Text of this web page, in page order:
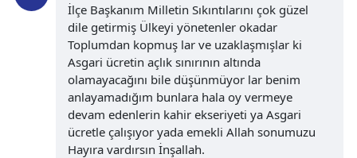
İlçe Başkanım Milletin Sıkıntılarını çok güzel
dile getirmiş Ülkeyi yönetenler okadar
Toplumdan kopmuş lar ve uzaklaşmışlar ki
Asgari ücretin açlık sınırının altında
olamayacağını bile düşünmüyor lar benim
anlayamadığım bunlara hala oy vermeye
devam edenlerin kahir ekseriyeti ya Asgari
ücretle çalışıyor yada emekli Allah sonumuzu
Hayıra vardırsın İnşallah.